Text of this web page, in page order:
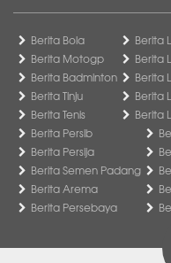
Berita Bola
Berita Motogp
Berita Badminton
Berita Tinju
Berita Tenis
Berita
Berita
Berita
Berita
Berita
Berita Persib
Berita Persija
Berita Semen Padang
Berita Arema
Berita Persebaya